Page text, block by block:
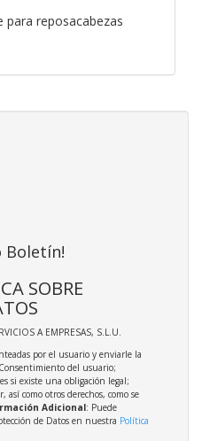
para reposacabezas
Boletín!
SOBRE
A EMPRESAS, S.L.U.
por el usuario y enviarle la
del usuario;
si existe una obligación legal;
así como otros derechos, como se
Adicional: Puede
de Datos en nuestra Política